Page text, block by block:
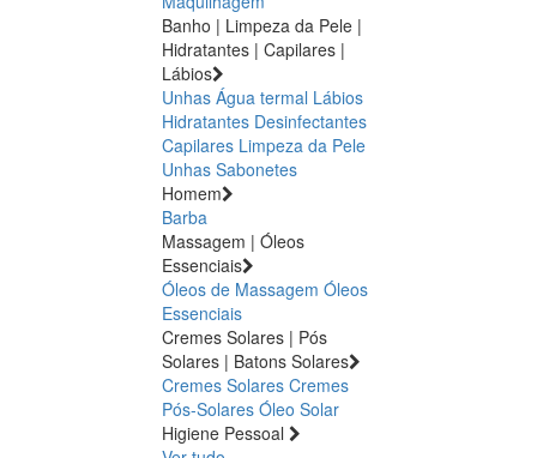
Banho | Limpeza da Pele |
Hidratantes | Capilares |
Lábios
Unhas Água termal Lábios
Hidratantes Desinfectantes
Capilares Limpeza da Pele
Unhas Sabonetes
Homem
Barba
Massagem | Óleos
Essenciais
Óleos de Massagem Óleos
Essenciais
Cremes Solares | Pós
Solares | Batons Solares
Cremes Solares Cremes
Pós-Solares Óleo Solar
Higiene Pessoal